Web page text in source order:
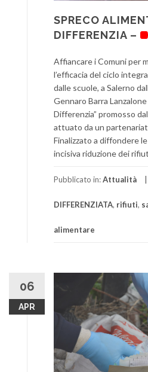
SPRECO
DIFFERENZIA –
Affiancare i Comuni per
l’efficacia del ciclo
dalle scuole, a Salerno
Gennaro Barra
Differenzia” promosso
attuato da un
Finalizzato a diffondere
incisiva riduzione dei
Pubblicato in:Attualità
DIFFERENZIATA, rifiuti,
alimentare
06
APR